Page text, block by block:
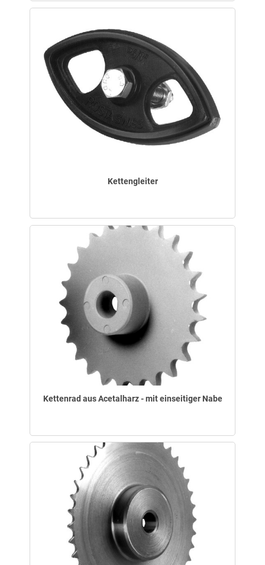
Kettengleiter
Kettenrad aus Acetalharz - mit einseitiger Nabe